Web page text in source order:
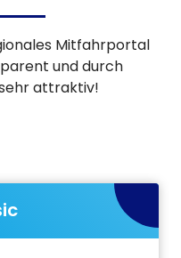
Mitfahrportal
und durch
attraktiv!